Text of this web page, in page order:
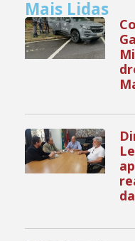
Mais Lidas